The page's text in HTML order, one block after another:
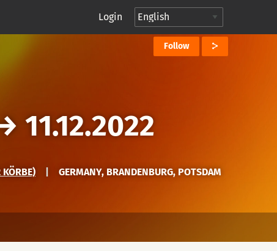
Login
Follow
11.12.2022
GERMANY, BRANDENBURG, POTSDAM